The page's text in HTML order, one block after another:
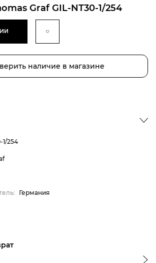
Graf GIL-NT30-1/254
наличие в магазине
1/254
Германия